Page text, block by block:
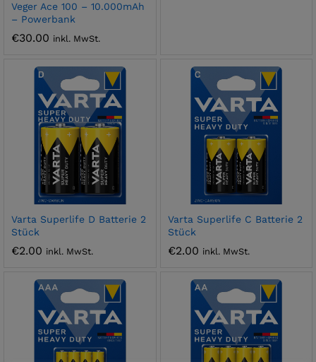
Veger Ace 100 – 10.000mAh
– Powerbank
€30.00 inkl. MwSt.
Varta Superlife D Batterie 2
Stück
€2.00 inkl. MwSt.
Varta Superlife C Batterie 2
Stück
€2.00 inkl. MwSt.